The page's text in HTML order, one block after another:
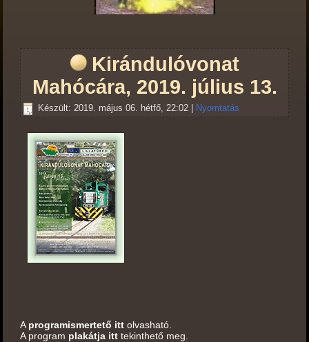
Kirándulóvonat
Mahócára, 2019. július 13.
Készült: 2019. május 06. hétfő, 22:02 Nyomtatás
A programismertető itt olvasható.
A program plakátja itt tekinthető meg.